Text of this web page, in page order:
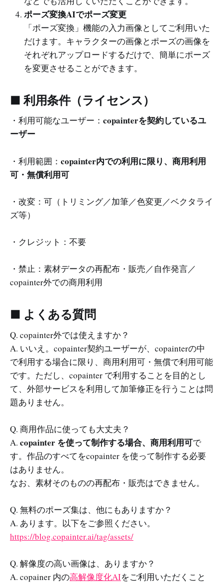
ポーズ変換AIでポーズ変更
「ポーズ変換」機能の入力画像としてご利用いた
だけます。キャラクターの画像とポーズの画像を
それぞれアップロードするだけで、簡単にポーズ
を変更させることができます。
■ 利用条件（ライセンス）
・利用可能なユーザー： copainterを契約しているユ
ーザー
・利用範囲： copainter内での利用に限り、商用利用
可・無償利用可
・改変：可（トリミング／加筆／色変更／ベクタライ
ズ等）
・クレジット：不要
・禁止：素材データの再配布・販売／自作発言／
copainter外での商用利用
■ よくある質問
Q. copainter外では使えますか？
A. いいえ。copainter契約ユーザーが、copainterの中
で利用する場合に限り、商用利用可・無償で利用可能
です。ただし、copainter で利用することを目的とし
て、外部サービスを利用して加筆修正を行うことは問
題ありません。
Q. 商用作品に使っても大丈夫？
A. copainter を使って制作する場合、商用利用可で
す。作品のすべてをcopainter を使って制作する必要
はありません。
なお、素材そのものの再配布・販売はできません。
Q. 無料のポーズ集は、他にもありますか？
A. あります。以下をご参照ください。
https://blog.copainter.ai/tag/assets/
Q. 解像度の高い画像は、ありますか？
A. copainer 内の高解像度化AIをご利用いただくこと